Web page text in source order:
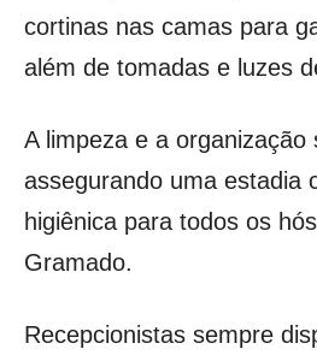
cortinas nas camas para
além de tomadas e luzes
A limpeza e a organização
assegurando uma estadia
higiênica para todos os
Gramado.
Recepcionistas sempre